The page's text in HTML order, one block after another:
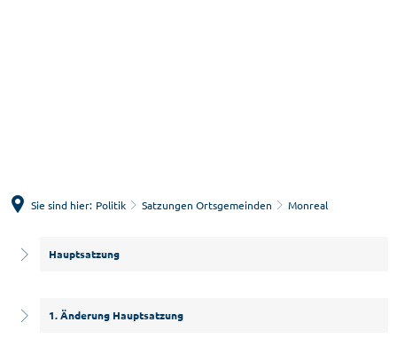
Sie sind hier: Politik Satzungen Ortsgemeinden Monreal
MonrealHauptsatzung
1. Änderung Hauptsatzung